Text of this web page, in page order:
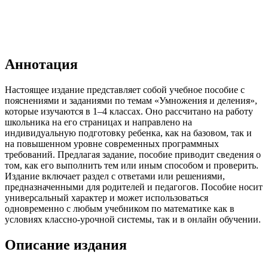
Аннотация
Настоящее издание представляет собой учебное пособие с
пояснениями и заданиями по темам «Умножения и деления»,
которые изучаются в 1–4 классах. Оно рассчитано на работу
школьника на его страницах и направлено на
индивидуальную подготовку ребенка, как на базовом, так и
на повышенном уровне современных программных
требований. Предлагая задание, пособие приводит сведения о
том, как его выполнить тем или иным способом и проверить.
Издание включает раздел с ответами или решениями,
предназначенными для родителей и педагогов. Пособие носит
универсальный характер и может использоваться
одновременно с любым учебником по математике как в
условиях классно-урочной системы, так и в онлайн обучении.
Описание издания